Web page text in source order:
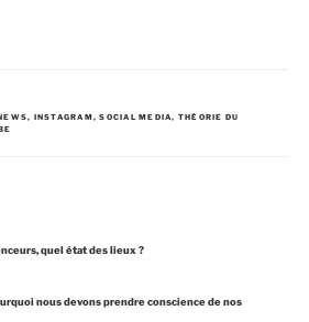
, INSTAGRAM,SOCIAL MEDIA, THÉORIE DU
quel état des lieux ?
nous devons prendre conscience de nos